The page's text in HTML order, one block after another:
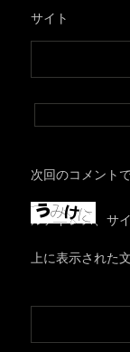
サイト
次回のコメント
ルアドレス、サ
上に表示された